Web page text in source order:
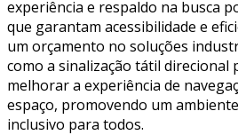
experiência e respaldo na busca
que garantam acessibilidade e
um orçamento no soluções
como a sinalização tátil direcional
melhorar a experiência de
espaço, promovendo um
inclusivo para todos.